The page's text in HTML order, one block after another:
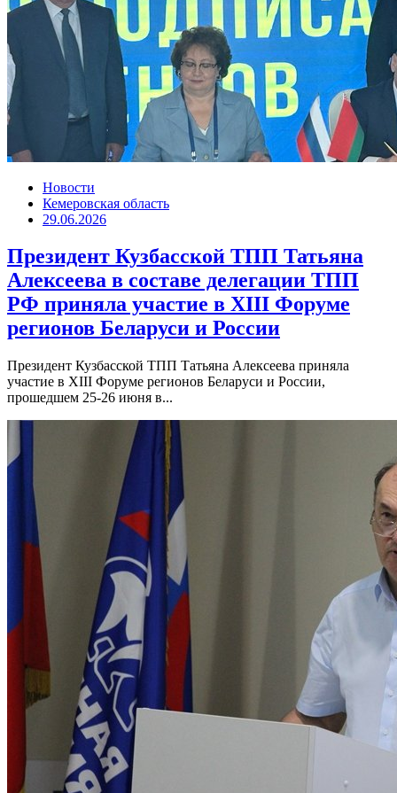
Новости
Кемеровская область
29.06.2026
Президент Кузбасской ТПП Татьяна
Алексеева в составе делегации ТПП
РФ приняла участие в XIII Форуме
регионов Беларуси и России
Президент Кузбасской ТПП Татьяна Алексеева приняла
участие в XIII Форуме регионов Беларуси и России,
прошедшем 25-26 июня в...